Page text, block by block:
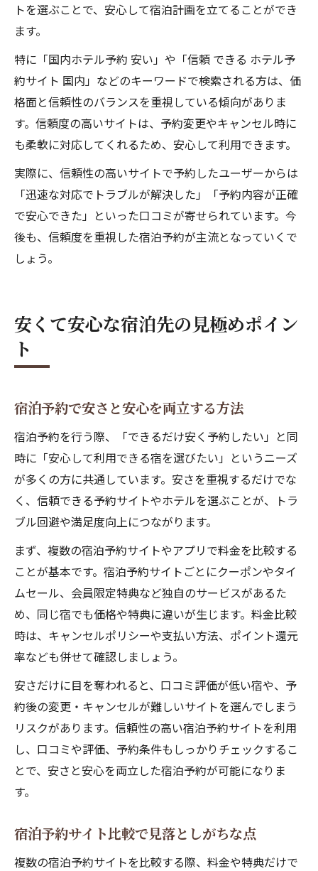
トを選ぶことで、安心して宿泊計画を立てることができ
ます。
特に「国内ホテル予約 安い」や「信頼 できる ホテル予
約サイト 国内」などのキーワードで検索される方は、価
格面と信頼性のバランスを重視している傾向がありま
す。信頼度の高いサイトは、予約変更やキャンセル時に
も柔軟に対応してくれるため、安心して利用できます。
実際に、信頼性の高いサイトで予約したユーザーからは
「迅速な対応でトラブルが解決した」「予約内容が正確
で安心できた」といった口コミが寄せられています。今
後も、信頼度を重視した宿泊予約が主流となっていくで
しょう。
安くて安心な宿泊先の見極めポイン
ト
宿泊予約で安さと安心を両立する方法
宿泊予約を行う際、「できるだけ安く予約したい」と同
時に「安心して利用できる宿を選びたい」というニーズ
が多くの方に共通しています。安さを重視するだけでな
く、信頼できる予約サイトやホテルを選ぶことが、トラ
ブル回避や満足度向上につながります。
まず、複数の宿泊予約サイトやアプリで料金を比較する
ことが基本です。宿泊予約サイトごとにクーポンやタイ
ムセール、会員限定特典など独自のサービスがあるた
め、同じ宿でも価格や特典に違いが生じます。料金比較
時は、キャンセルポリシーや支払い方法、ポイント還元
率なども併せて確認しましょう。
安さだけに目を奪われると、口コミ評価が低い宿や、予
約後の変更・キャンセルが難しいサイトを選んでしまう
リスクがあります。信頼性の高い宿泊予約サイトを利用
し、口コミや評価、予約条件もしっかりチェックするこ
とで、安さと安心を両立した宿泊予約が可能になりま
す。
宿泊予約サイト比較で見落としがちな点
複数の宿泊予約サイトを比較する際、料金や特典だけで